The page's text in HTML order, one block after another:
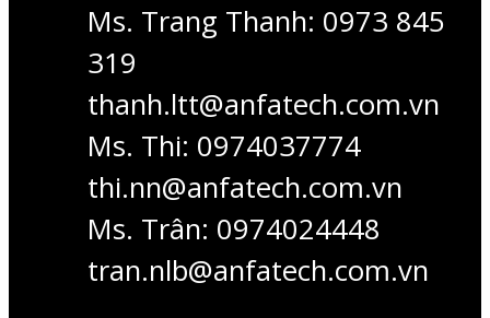
Ms. Trang Thanh: 0973 845
319
thanh.ltt@anfatech.com.vn
Ms. Thi: 0974037774
thi.nn@anfatech.com.vn
Ms. Trân: 0974024448
tran.nlb@anfatech.com.vn